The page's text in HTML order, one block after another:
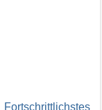
Fortschrittlichstes